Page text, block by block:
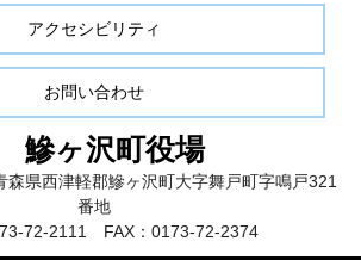
アクセシビリティ
お問い合わせ
鰺ヶ沢町役場
県西津軽郡鰺ヶ沢町大字舞戸町字鳴戸321
番地
72-2111 FAX：0173-72-2374